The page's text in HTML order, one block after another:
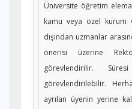
Üniversite öğretim
kamu veya özel kurum
dışından uzmanlar
önerisi üzerine
görevlendirilir.
görevlendirilebilir.
ayrılan üyenin yerine